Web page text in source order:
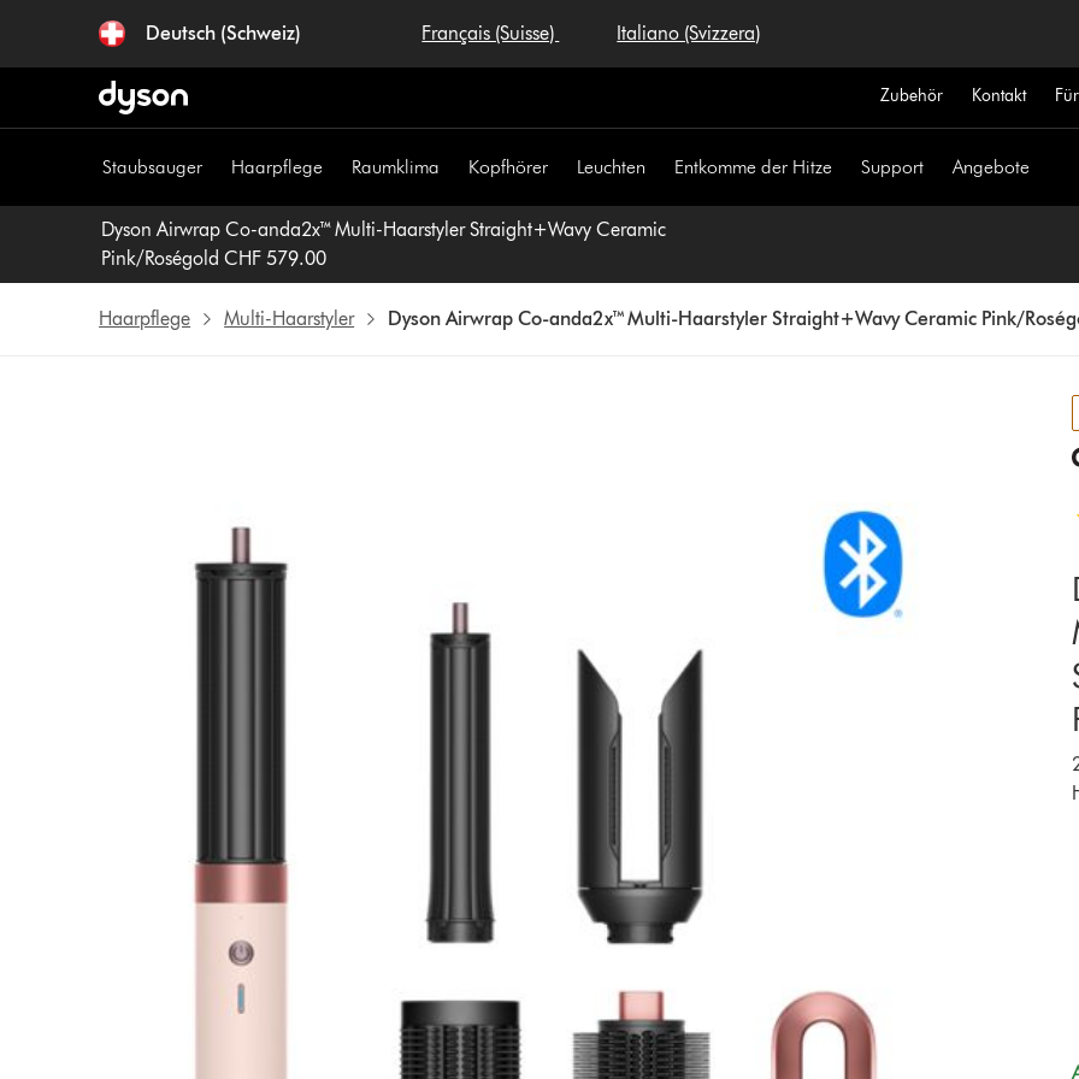
überspringen
Deutsch (Schweiz) Français (Suisse) Italiano (Svizzera)
Zubehör Kontakt
Staubsauger Haarpflege Raumklima Kopfhörer Leuchten Entkomme der Hitze Support Angebote
Dyson Airwrap Co-anda2x™ Multi-Haarstyler Straight+Wavy Ceramic
Pink/Roségold CHF 579.00
Haarpflege Multi-Haarstyler Dyson Airwrap Co-anda2x™ Multi-Haarstyler Straight+Wavy Ceramic Pink/